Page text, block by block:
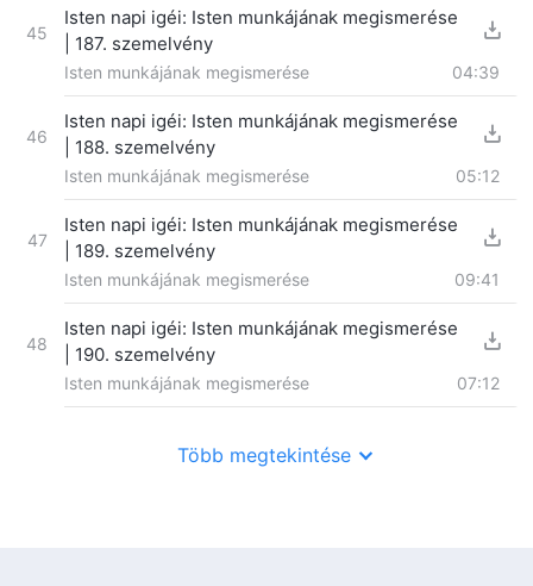
45
Isten napi igéi: Isten munkájának megismerése
| 187. szemelvény
Isten munkájának megismerése 04:39
46
Isten napi igéi: Isten munkájának megismerése
| 188. szemelvény
Isten munkájának megismerése 05:12
47
Isten napi igéi: Isten munkájának megismerése
| 189. szemelvény
Isten munkájának megismerése 09:41
48
Isten napi igéi: Isten munkájának megismerése
| 190. szemelvény
Isten munkájának megismerése 07:12
Több megtekintése